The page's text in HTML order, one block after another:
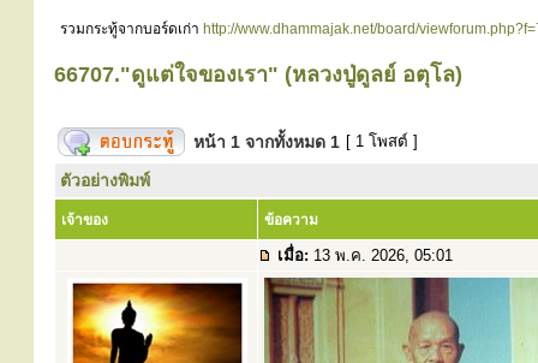
รวมกระทู้จากบอร์ดเก่า http://www.dhammajak.net/board/
66707."ดูแต่ใจของเรา" (หลวงปู่ดูลย์ อตุโล)
หน้า 1 จากทั้งหมด 1 [ 1 โพสต์ ]
ตัวอย่างพิมพ์
เจ้าของ ข้อความ
เมื่อ: 13 พ.ค. 2026, 05:01